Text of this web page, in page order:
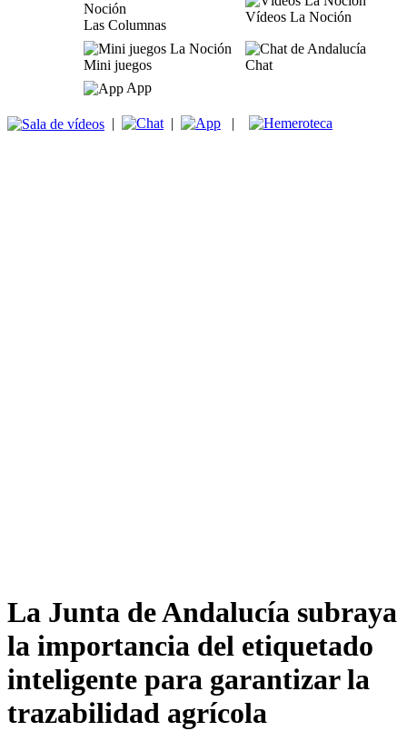
Las Columnas
Vídeos La Noción
Mini juegos
Chat
App
| | |
La Junta de Andalucía subraya
la importancia del etiquetado
inteligente para garantizar la
trazabilidad agrícola